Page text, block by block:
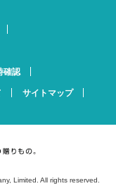
確認
サイトマップ
Limited. All rights reserved.